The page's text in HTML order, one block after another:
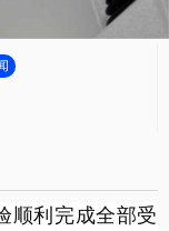
顺利完成全部受